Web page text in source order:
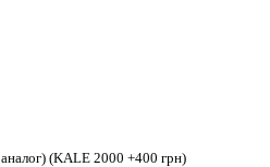
(KALE 2000 +400 грн)